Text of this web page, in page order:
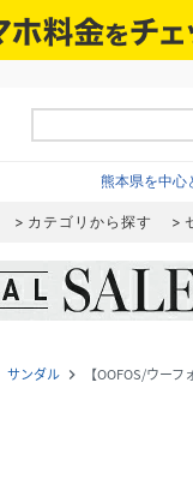
熊本県を中心
カテゴリから探す
サンダル navigate_next 【OOFOS/ウー